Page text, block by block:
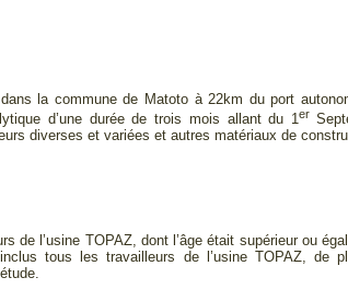
la commune de Matoto à 22km du port
d’une durée de trois mois allant du 1 er
diverses et variées et autres matériaux de
de l’usine TOPAZ, dont l’âge était supérieur ou
tous les travailleurs de l’usine TOPAZ, de